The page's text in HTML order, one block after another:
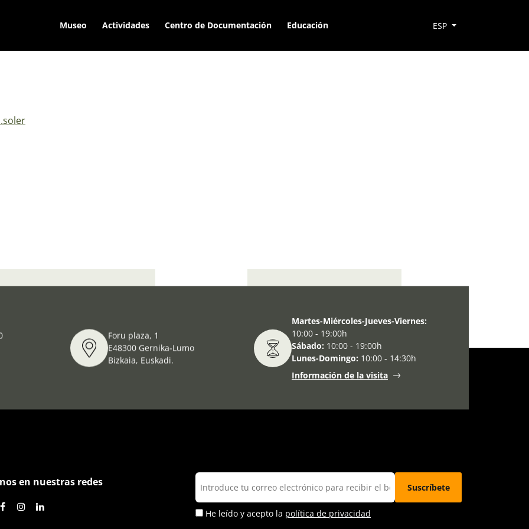
Museo Actividades Centro de Documentación Educación ESP
to Safety in World War Two
Foru plaza, 1
E48300 Gernika-Lumo
Bizkaia, Euskadi.
Martes-Miércoles-Jueves-Viernes:
10:00 - 19:00h
Sábado: 10:00 - 19:00h
Lunes-Domingo: 10:00 - 14:30h
Información de la visita
en nuestras redes
He leído y acepto la política de privacidad